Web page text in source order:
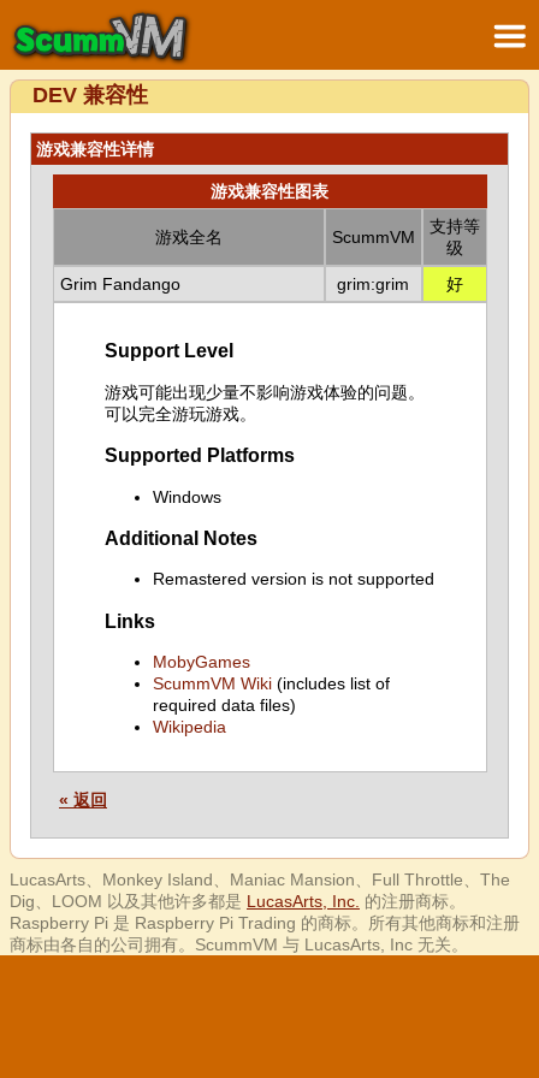
DEV 兼容性
游戏兼容性详情
游戏兼容性图表
游戏全名 ScummVM
支持等
级
Grim Fandango
grim:grim 好
Support Level
游戏可能出现少量不影响游戏体验的问题。
可以完全游玩游戏。
Supported Platforms
Windows
Additional Notes
Remastered version is not supported
Links
MobyGames
ScummVM Wiki(includes list of
required data files)
Wikipedia
« 返回
LucasArts、Monkey Island、Maniac Mansion、Full Throttle、The
Dig、LOOM 以及其他许多都是 LucasArts, Inc. 的注册商标。
Raspberry Pi 是 Raspberry Pi Trading 的商标。所有其他商标和注册
商标由各自的公司拥有。ScummVM 与 LucasArts, Inc 无关。